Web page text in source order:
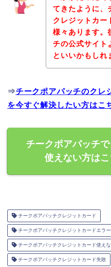
てきたように、
クレジットカー
様々あります。
チの公式サイト
といいかもしれ
⇒チークポアパッチのクレ
を今すぐ解決したい方はこ
チークポアパッチ
使えない方は
チークポアパッチクレジットカード
チークポアパッチクレジットカードエラー
チークポアパッチクレジットカード使え
チークポアパッチクレジットカード失敗